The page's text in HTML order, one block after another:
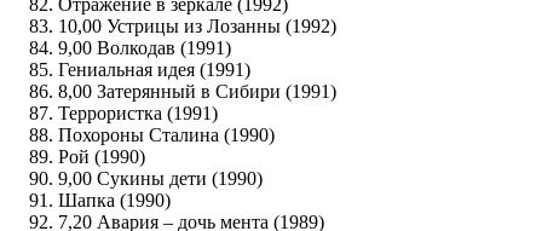
Отражение в зеркале (1992)
10,00 Устрицы из Лозанны (1992)
9,00 Волкодав (1991)
Гениальная идея (1991)
8,00 Затерянный в Сибири (1991)
Террористка (1991)
Похороны Сталина (1990)
Рой (1990)
9,00 Сукины дети (1990)
Шапка (1990)
7,20 Авария – дочь мента (1989)